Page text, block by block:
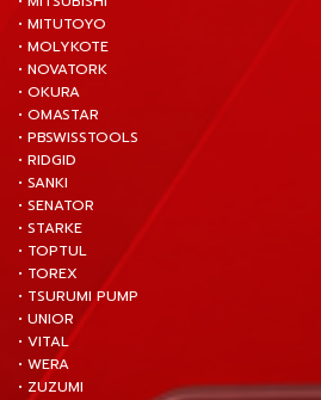
• MITUTOYO
• MOLYKOTE
• NOVATORK
• OKURA
• OMASTAR
• PBSWISSTOOLS
• RIDGID
• SANKI
• SENATOR
• STARKE
• TOPTUL
• TOREX
• TSURUMI PUMP
• UNIOR
• VITAL
• WERA
• ZUZUMI